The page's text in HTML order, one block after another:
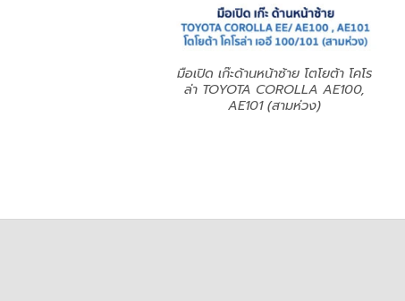
มือเปิด เก๊ะด้านหน้าซ้าย โตโยต้า โคโร
ล่า TOYOTA COROLLA AE100,
AE101 (สามห่วง)